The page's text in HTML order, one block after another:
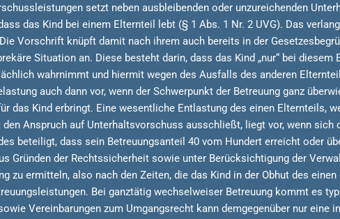
setzt neben ausbleibenden oder unzureichenden
das Kind bei einem Elternteil lebt (§ 1 Abs. 1 Nr. 2 UVG). Das
Vorschrift knüpft damit nach ihrem auch bereits in der
Situation an. Diese besteht darin, dass das Kind „nur“ bei
wahrnimmt und hiermit wegen des Ausfalls des anderen
auch dann vor, wenn der Schwerpunkt der Betreuung ganz
das Kind erbringt. Eine wesentliche Entlastung des einen Elternteils,
Anspruch auf Unterhaltsvorschuss ausschließt, liegt vor, wenn sich
beteiligt, dass sein Betreuungsanteil 40 vom Hundert erreicht oder
Gründen der Rechtssicherheit sowie unter Berücksichtigung der
zu ermitteln, also nach den Zeiten, die das Kind in der Obhut des
Bei ganztätig wechselweiser Betreuung kommt es
Vereinbarungen zum Umgangsrecht kann demgegenüber nur eine